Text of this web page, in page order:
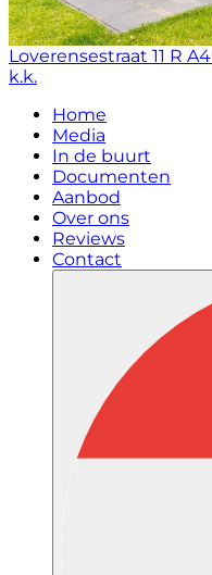
Loverensestraat 11 R A4
k.k.
Home
Media
In de buurt
Documenten
Aanbod
Over ons
Reviews
Contact